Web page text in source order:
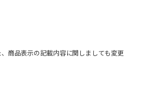
商品表示の記載内容に関しましても変更